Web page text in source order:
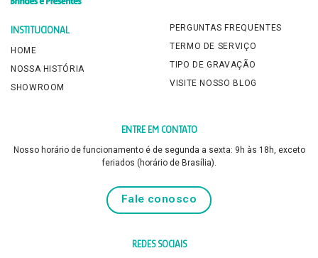
INSTITUCIONAL
HOME
NOSSA HISTÓRIA
SHOWROOM
PERGUNTAS FREQUENTES
TERMO DE SERVIÇO
TIPO DE GRAVAÇÃO
VISITE NOSSO BLOG
ENTRE EM CONTATO
Nosso horário de funcionamento é de segunda a sexta: 9h às 18h, exceto
feriados (horário de Brasília).
Fale conosco
REDES SOCIAIS